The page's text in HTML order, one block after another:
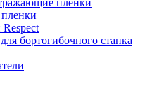
пленки
бортогибочного станка